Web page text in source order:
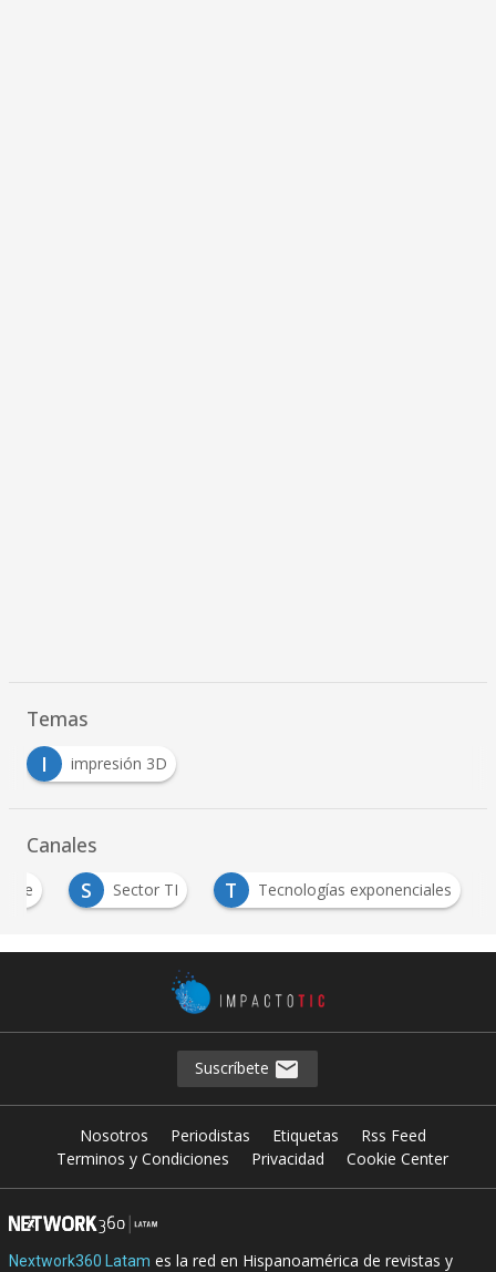
Temas
I
impresión 3D
Canales
S Sector TI T Tecnologías exponenciales
Suscríbete
Nosotros Periodistas Etiquetas
Rss Feed
Terminos y Condiciones
Privacidad Cookie Center
Nextwork360 Latam es la red en Hispanoamérica de revistas y